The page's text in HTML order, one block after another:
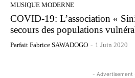
MUSIQUE MODERNE
COVID-19: L’association «
secours des populations
Parfait Fabrice SAWADOGO - 1 Juin 2020
- Advertisement